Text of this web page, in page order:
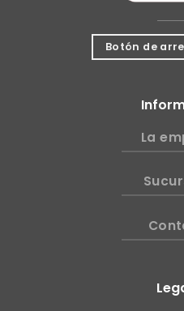
Botón de
La